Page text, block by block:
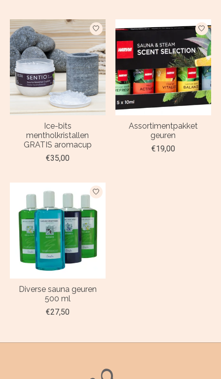
Ice-bits
mentholkristallen
GRATIS aromacup
€35,00
Assortimentpakket
geuren
€19,00
Diverse sauna geuren
500 ml
€27,50